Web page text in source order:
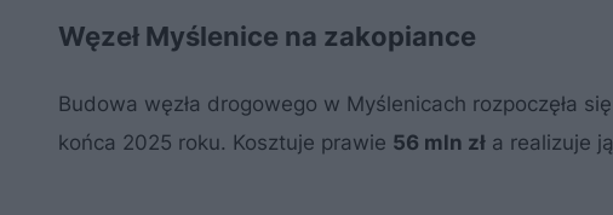
Węzeł Myślenice na zakopiance
Budowa węzła drogowego w Myślenicach rozpoczęła
końca 2025 roku. Kosztuje prawie 56 mln zł a realizuje